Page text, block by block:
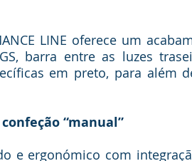
LINE oferece um
barra entre as luzes
em preto, para além
“manual”
e ergonómico com